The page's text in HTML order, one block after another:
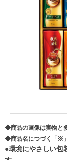
◆商品の画像は実物と
◆商品名につづく「※
●環境にやさしい包